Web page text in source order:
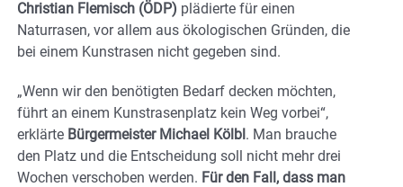
Christian Flemisch (ÖDP) plädierte für einen
Naturrasen, vor allem aus ökologischen Gründen, die
bei einem Kunstrasen nicht gegeben sind.
„Wenn wir den benötigten Bedarf decken möchten,
führt an einem Kunstrasenplatz kein Weg vorbei“,
erklärte Bürgermeister Michael Kölbl. Man brauche
den Platz und die Entscheidung soll nicht mehr drei
Wochen verschoben werden. Für den Fall, dass man